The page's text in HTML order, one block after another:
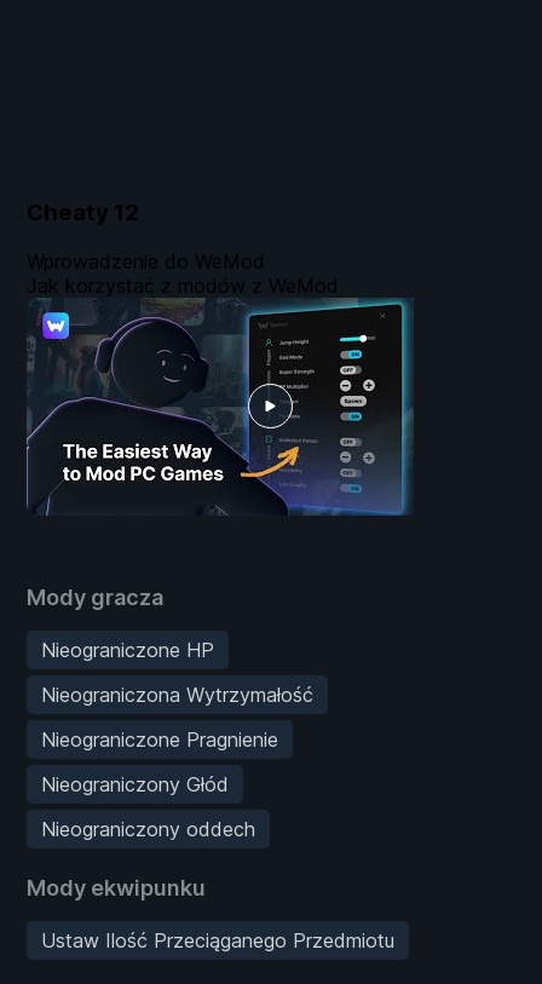
Cheaty 12
Mody gracza
Nieograniczone HP
Nieograniczona Wytrzymałość
Nieograniczone Pragnienie
Nieograniczony Głód
Nieograniczony oddech
Mody ekwipunku
Ustaw Ilość Przeciąganego Przedmiotu
Wprowadzenie do WeMod
Jak korzystać z modów z WeMod